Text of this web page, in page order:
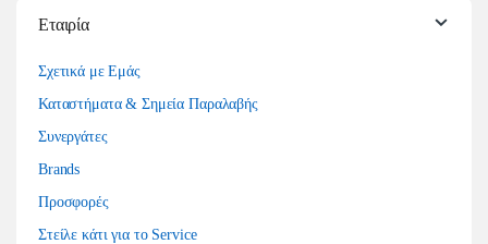
Εταιρία
Σχετικά με Εμάς
Καταστήματα & Σημεία Παραλαβής
Συνεργάτες
Brands
Προσφορές
Στείλε κάτι για το Service